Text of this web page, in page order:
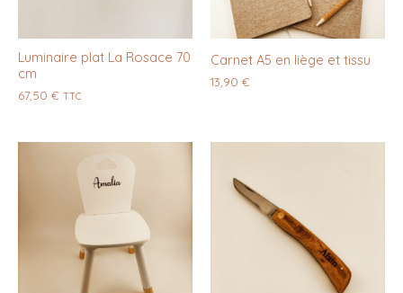
Luminaire plat La Rosace 70
cm
67,50 € TTC
Carnet A5 en liège et tissu
13,90 €